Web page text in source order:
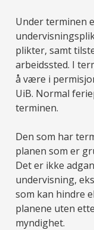
Under terminen
plikter, samt
arbeidssted. I
å være i
UiB. Normal
terminen.
Den som har
planen som er
Det er ikke
undervisning,
som kan hindre
planene uten
myndighet.